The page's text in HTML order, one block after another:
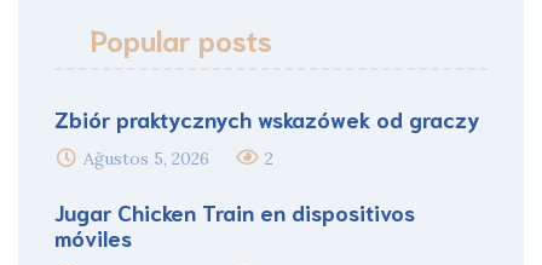
Popular posts
Zbiór praktycznych wskazówek od graczy
Ağustos 5, 2026 2
Jugar Chicken Train en dispositivos
móviles